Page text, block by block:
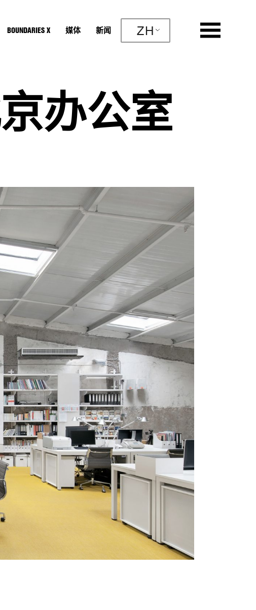
BOUNDARIES X 媒体 新闻 ZH
京办公室